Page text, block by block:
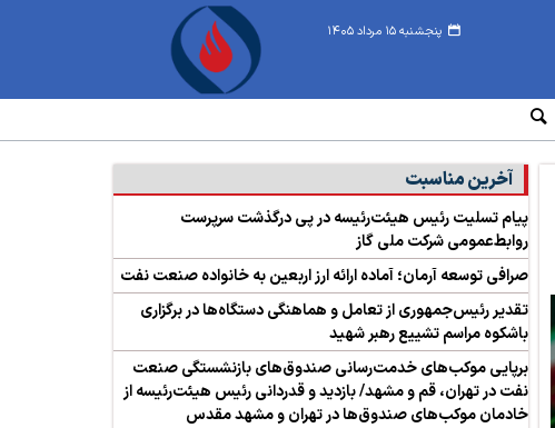
پنجشنبه ۱۵ مرداد ۱۴۰۵
آخرین مناسبت
پیام تسلیت رئیس هیئت‌رئیسه در پی درگذشت سرپرست
روابط‌عمومی شرکت ملی گاز
صرافی توسعه آرمان؛ آماده ارائه ارز اربعین به خانواده صنعت نفت
تقدیر رئیس‌جمهوری از تعامل و هماهنگی دستگاه‌ها در برگزاری
باشکوه مراسم تشییع رهبر شهید
برپایی موکب‌های خدمت‌رسانی صندوق‌های بازنشستگی صنعت
نفت در تهران، قم و مشهد/ بازدید و قدردانی رئیس هیئت‌رئیسه از
خادمان موکب‌های صندوق‌ها در تهران و مشهد مقدس